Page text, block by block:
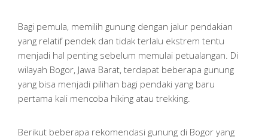
Bagi pemula, memilih gunung dengan jalur pendakian
yang relatif pendek dan tidak terlalu ekstrem tentu
menjadi hal penting sebelum memulai petualangan. Di
wilayah Bogor, Jawa Barat, terdapat beberapa gunung
yang bisa menjadi pilihan bagi pendaki yang baru
pertama kali mencoba hiking atau trekking.
Berikut beberapa rekomendasi gunung di Bogor yang